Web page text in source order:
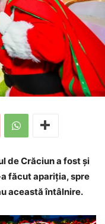
de Crăciun a fost și
făcut apariția, spre
această întâlnire.